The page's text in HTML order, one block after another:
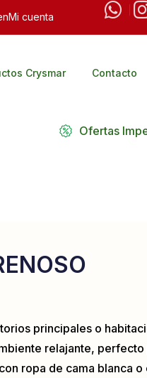
Mi cuenta
Crysmar Contacto
Ofertas
principales o
relajante, perfecto
ropa de cama blanca o